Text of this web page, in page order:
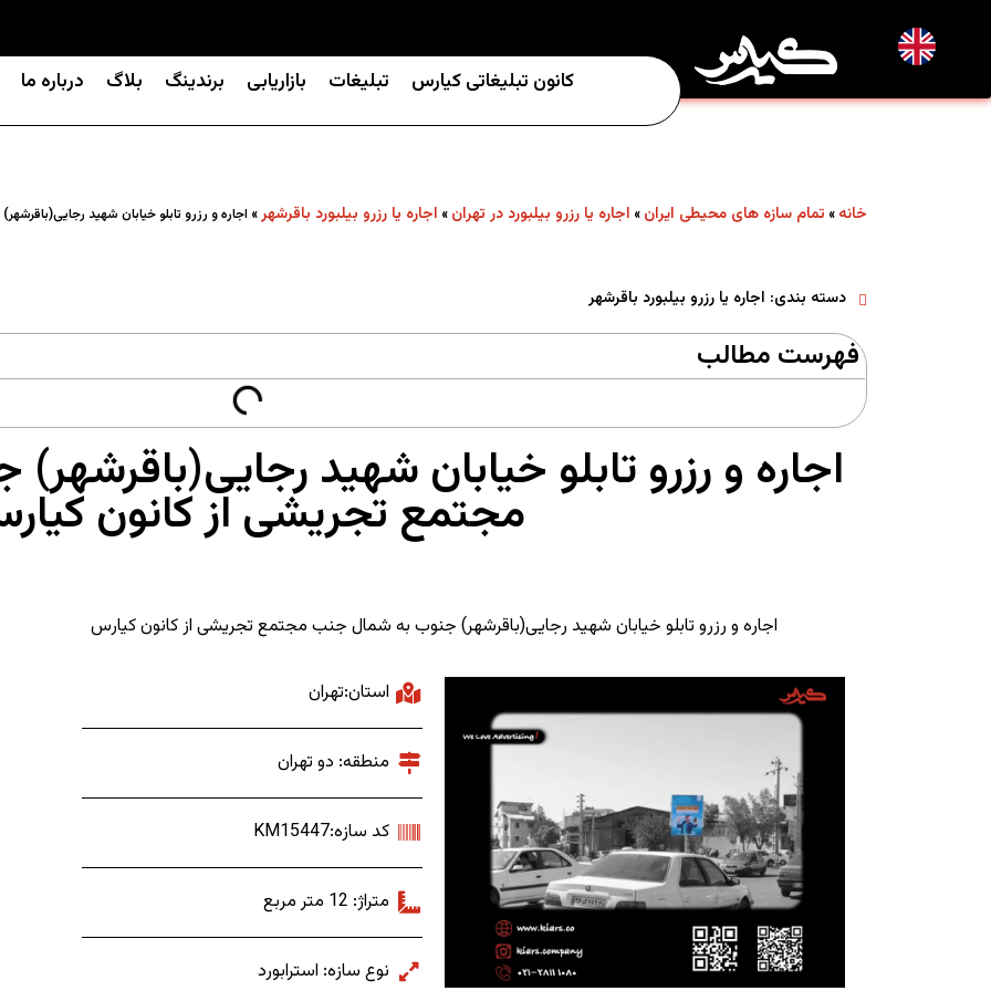
کانون تبلیغاتی کیارس تبلیغات بازاریابی برندینگ بلاگ درباره ما
خانه » تمام سازه های محیطی ایران » اجاره یا رزرو بیلبورد در تهران » اجاره یا رزرو بیلبورد باقرشهر» اجاره و رزرو تابلو خیابان شهید
دسته بندی: اجاره یا رزرو بیلبورد باقرشهر
فهرست مطالب
اجاره و رزرو تابلو خیابان شهید
مجتمع تجریشی از کانون
اجاره و رزرو تابلو خیابان شهید رجایی(باقرشهر) جنوب به شمال جنب مجتمع تجریشی از کانون کیارس
استان:تهران
منطقه: دو تهران
کد سازه:KM15447
متراژ: 12 متر مربع
نوع سازه: استرابورد